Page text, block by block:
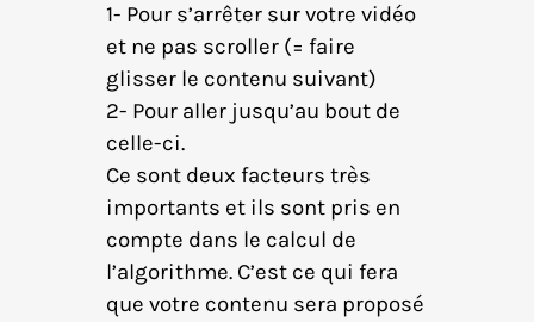
1- Pour s’arrêter sur votre vidéo
et ne pas scroller (= faire
glisser le contenu suivant)
2- Pour aller jusqu’au bout de
celle-ci.
Ce sont deux facteurs très
importants et ils sont pris en
compte dans le calcul de
l’algorithme. C’est ce qui fera
que votre contenu sera proposé